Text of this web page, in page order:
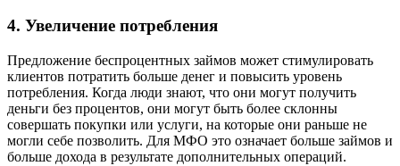
4. Увеличение потребления
Предложение беспроцентных займов может стимулировать
клиентов потратить больше денег и повысить уровень
потребления. Когда люди знают, что они могут получить
деньги без процентов, они могут быть более склонны
совершать покупки или услуги, на которые они раньше не
могли себе позволить. Для МФО это означает больше займов и
больше дохода в результате дополнительных операций.